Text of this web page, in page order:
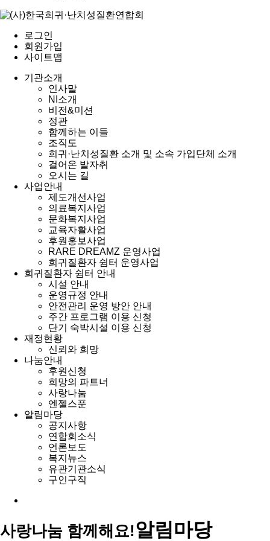
로그인
회원가입
사이트맵
기관소개
인사말
NI소개
비전&미션
정관
함께하는 이들
조직도
희귀·난치성질환 소개 및 소속 가입단체 소개
걸어온 발자취
오시는 길
사업안내
제도개선사업
의료복지사업
문화복지사업
교육자활사업
후원홍보사업
RARE DREAMZ 운영사업
희귀질환자 쉼터 운영사업
희귀질환자 쉼터 안내
시설 안내
운영규정 안내
안전관리 운영 방안 안내
주간 프로그램 이용 신청
단기 숙박시설 이용 신청
재정현황
신뢰와 희망
나눔안내
후원신청
희망의 파트너
사랑나눔
엔젤스푼
알림마당
공지사항
연합회소식
언론보도
복지뉴스
유관기관소식
구인구직
사랑나눔 함께해요!알림마당